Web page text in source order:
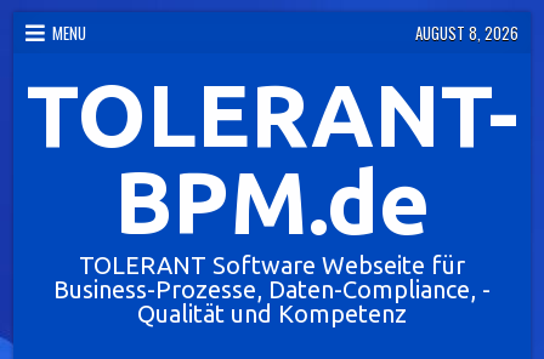
Skip
content
MENU AUGUST 8, 2026
TOLERANT-
BPM.de
TOLERANT Software Webseite für
Business-Prozesse, Daten-Compliance, -
Qualität und Kompetenz